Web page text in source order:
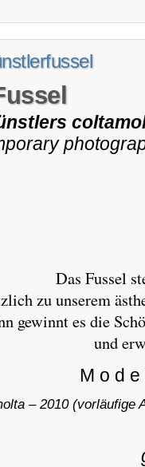
Das Fussel
zu unserem
gewinnt es die
und
M o d
– 2010 (vorläufige